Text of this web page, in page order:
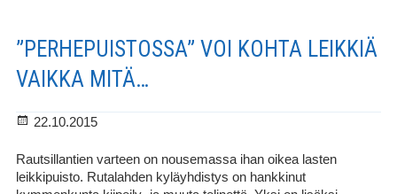
”PERHEPUISTOSSA” VOI KOHTA LEIKKIÄ
VAIKKA MITÄ…
Julkaistu
22.10.2015
Rautsillantien varteen on nousemassa ihan oikea lasten
leikkipuisto. Rutalahden kyläyhdistys on hankkinut